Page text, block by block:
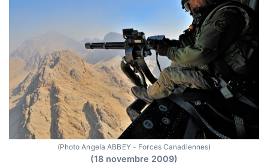
(Photo Angela ABBEY - Forces Canadiennes)
(18 novembre 2009)